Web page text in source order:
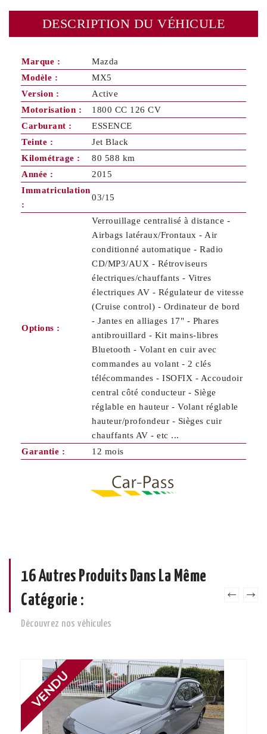
DESCRIPTION DU VÉHICULE
Marque :
Mazda
Modèle :
MX5
Version :
Active
Motorisation :
1800 CC 126 CV
Carburant :
ESSENCE
Teinte :
Jet Black
Kilométrage :
80 588 km
Année :
2015
Immatriculation
:
03/15
Options :
Verrouillage centralisé à distance -
Airbags latéraux/Frontaux - Air
conditionné automatique - Radio
CD/MP3/AUX - Rétroviseurs
électriques/chauffants - Vitres
électriques AV - Régulateur de vitesse
(Cruise control) - Ordinateur de bord
- Jantes en alliages 17" - Phares
antibrouillard - Kit mains-libres
Bluetooth - Volant en cuir avec
commandes au volant - 2 clés
télécommandes - ISOFIX - Accoudoir
central côté conducteur - Siège
réglable en hauteur - Volant réglable
hauteur/profondeur - Sièges cuir
chauffants AV - etc ...
Garantie :
12 mois
16 Autres Produits Dans La Même
Catégorie :
Découvrez nos véhicules